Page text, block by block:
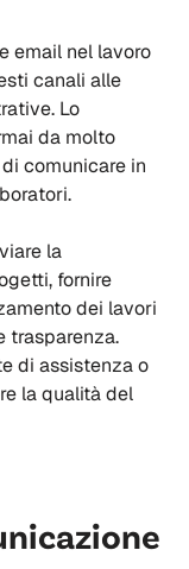
email nel lavoro
canali alle
Lo
da molto
comunicare in
la
fornire
dei lavori
trasparenza.
di assistenza o
la qualità del